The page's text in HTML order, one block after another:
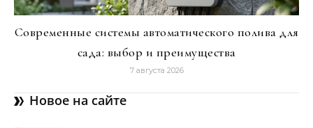
Современные системы автоматического полива для
сада: выбор и преимущества
7 августа 2026
Новое на сайте